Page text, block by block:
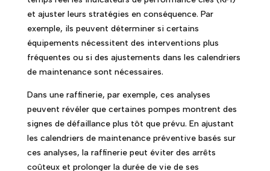
et ajuster leurs stratégies en conséquence. Par
exemple, ils peuvent déterminer si certains
équipements nécessitent des interventions plus
fréquentes ou si des ajustements dans les calendriers
de maintenance sont nécessaires.
Dans une raffinerie, par exemple, ces analyses
peuvent révéler que certaines pompes montrent des
signes de défaillance plus tôt que prévu. En ajustant
les calendriers de maintenance préventive basés sur
ces analyses, la raffinerie peut éviter des arrêts
coûteux et prolonger la durée de vie de ses